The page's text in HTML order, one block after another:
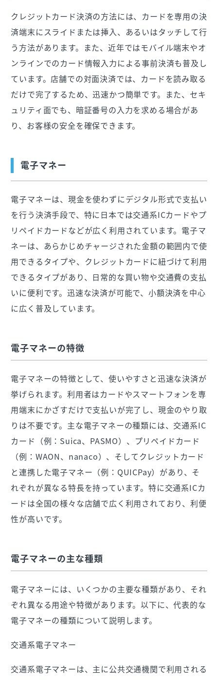
クレジットカード決済の方法には、カードを専用の決
済端末にスライドまたは挿入、あるいはタッチして行
う方法があります。また、近年ではモバイル端末やオ
ンラインでのカード情報入力による事前決済も普及し
ています。店舗での対面決済では、カードを読み取る
だけで完了するため、迅速かつ簡単です。また、セキ
ュリティ面でも、暗証番号の入力を求める場合があ
り、お客様の安全を確保できます。
電子マネー
電子マネーは、現金を使わずにデジタル形式で支払い
を行う決済手段で、特に日本では交通系ICカードやプ
リペイドカードなどが広く利用されています。電子マ
ネーは、あらかじめチャージされた金額の範囲内で使
用できるタイプや、クレジットカードに紐づけて利用
できるタイプがあり、日常的な買い物や交通費の支払
いに便利です。迅速な決済が可能で、小額決済を中心
に広く普及しています。
電子マネーの特徴
電子マネーの特徴として、使いやすさと迅速な決済が
挙げられます。利用者はカードやスマートフォンを専
用端末にかざすだけで支払いが完了し、現金のやり取
りは不要です。主な電子マネーの種類には、交通系IC
カード（例：Suica、PASMO）、プリペイドカード
（例：WAON、nanaco）、そしてクレジットカード
と連携した電子マネー（例：QUICPay）があり、そ
れぞれが異なる特長を持っています。特に交通系ICカ
ードは全国の様々な店舗で広く利用されており、利便
性が高いです。
電子マネーの主な種類
電子マネーには、いくつかの主要な種類があり、それ
ぞれ異なる用途や特徴があります。以下に、代表的な
電子マネーの種類について説明します。
交通系電子マネー
交通系電子マネーは、主に公共交通機関で利用される